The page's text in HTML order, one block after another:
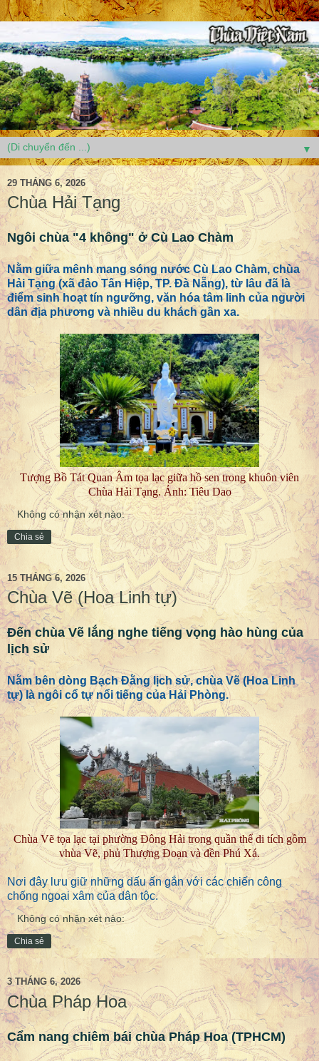
▼
29 THÁNG 6, 2026
Chùa Hải Tạng
Ngôi chùa "4 không" ở Cù Lao Chàm
Nằm giữa mênh mang sóng nước Cù Lao Chàm, chùa
Hải Tạng (xã đảo Tân Hiệp, TP. Đà Nẵng), từ lâu đã là
điểm sinh hoạt tín ngưỡng, văn hóa tâm linh của người
dân địa phương và nhiều du khách gần xa.
Tượng Bồ Tát Quan Âm tọa lạc giữa hồ sen trong khuôn viên
Chùa Hải Tạng. Ảnh: Tiêu Dao
Không có nhận xét nào:
Chia sẻ
15 THÁNG 6, 2026
Chùa Vẽ (Hoa Linh tự)
Đến chùa Vẽ lắng nghe tiếng vọng hào hùng của
lịch sử
Nằm bên dòng Bạch Đằng lịch sử, chùa Vẽ (Hoa Linh
tự) là ngôi cổ tự nổi tiếng của Hải Phòng.
Chùa Vẽ tọa lạc tại phường Đông Hải trong quần thể di tích gồm
vhùa Vẽ, phủ Thượng Đoạn và đền Phú Xá.
Nơi đây lưu giữ những dấu ấn gắn với các chiến công
chống ngoại xâm của dân tộc.
Không có nhận xét nào:
Chia sẻ
3 THÁNG 6, 2026
Chùa Pháp Hoa
Cẩm nang chiêm bái chùa Pháp Hoa (TPHCM)